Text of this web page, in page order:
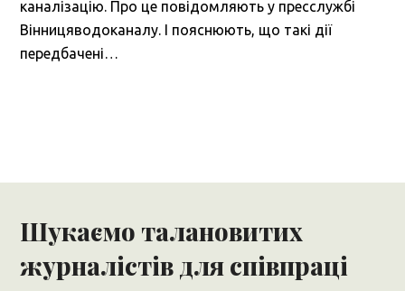
каналізацію. Про це повідомляють у пресслужбі
Вінницяводоканалу. І пояснюють, що такі дії
передбачені…
Шукаємо талановитих
журналістів для співпраці